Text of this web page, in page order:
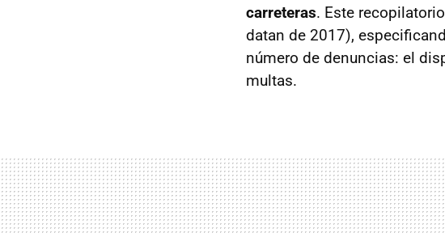
carreteras. Este
datan de 2017),
número de denuncias: el
multas.